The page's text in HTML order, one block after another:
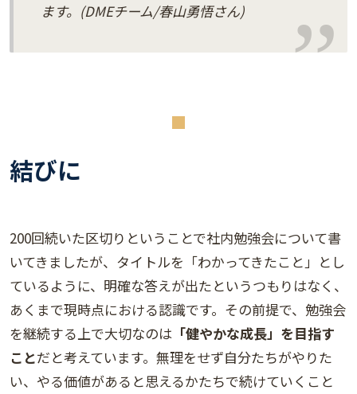
ます。(DMEチーム/春山勇悟さん)
結びに
200回続いた区切りということで社内勉強会について書
いてきましたが、タイトルを「わかってきたこと」とし
ているように、明確な答えが出たというつもりはなく、
あくまで現時点における認識です。その前提で、勉強会
を継続する上で大切なのは 「健やかな成長」を目指す
ことだと考えています。無理をせず自分たちがやりた
い、やる価値があると思えるかたちで続けていくこと